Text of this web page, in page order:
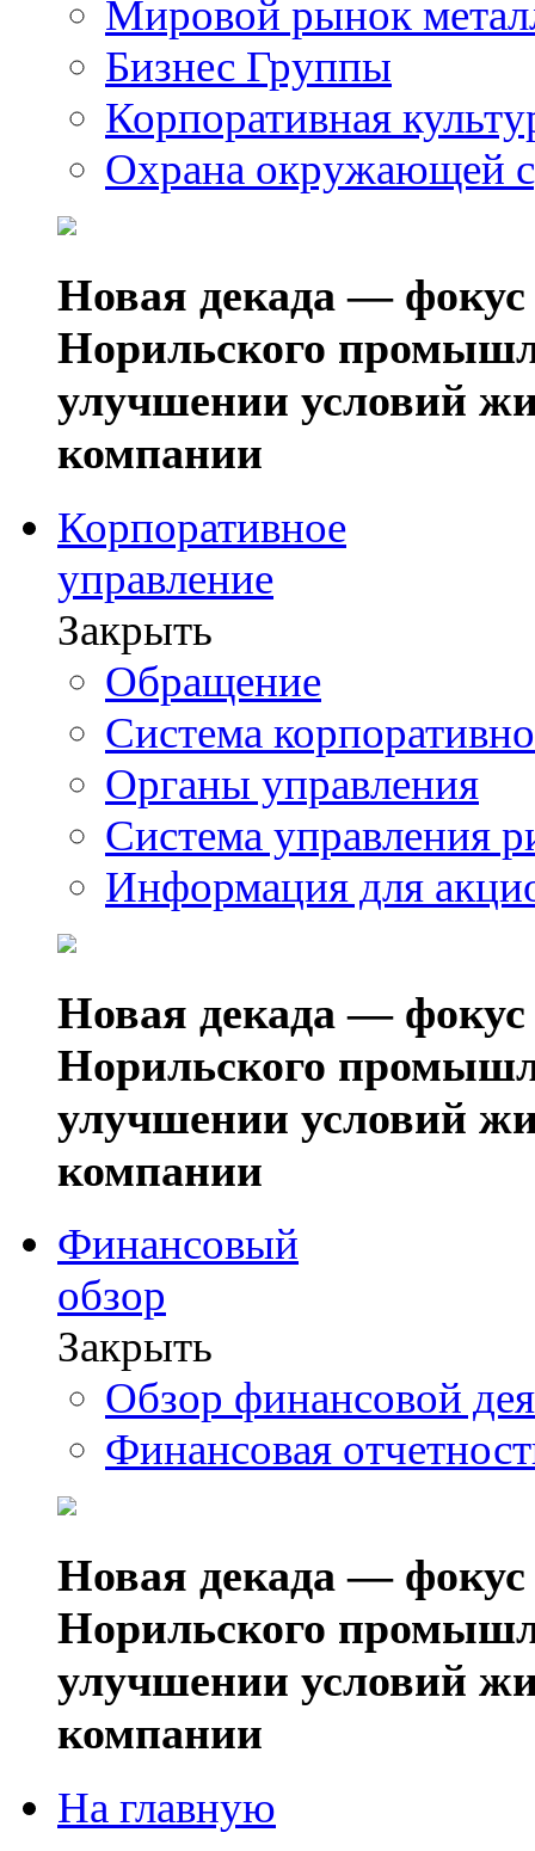
Мировой рынок
Бизнес Группы
Корпоративная
Охрана окружающей
Новая декада — фокус
Норильского
улучшении условий
компании
Корпоративное
управление
Закрыть
Обращение
Система
Органы управления
Система управления
Информация для
Новая декада — фокус
Норильского
улучшении условий
компании
Финансовый
обзор
Закрыть
Обзор финансовой
Финансовая
Новая декада — фокус
Норильского
улучшении условий
компании
На главную